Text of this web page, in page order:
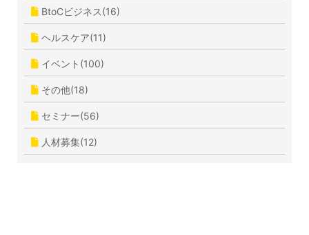
BtoCビジネス(16)
ヘルスケア(11)
イベント(100)
その他(18)
セミナー(56)
人材募集(12)